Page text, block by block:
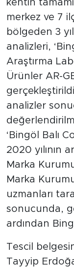
kentin
merkez ve 7
bölgeden 3
analizleri,
Araştırma
Ürünler AR-
analizler
‘Bingöl Balı
2020 yılının
Marka
Marka
uzmanları
sonucunda,
ardından
Tescil
Tayyip